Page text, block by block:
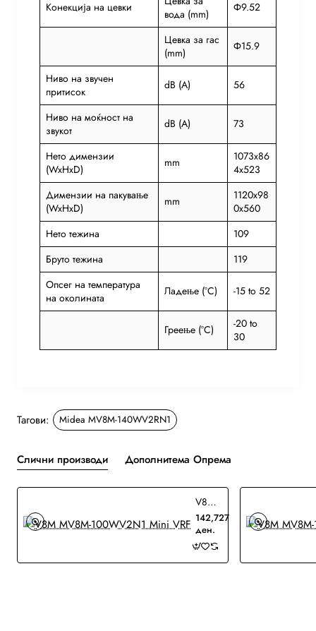
Конекција на цевки
вода (mm)
Ф9.52
Цевка за гас
(mm)
Ф15.9
Ниво на звучен
притисок
dB (A) 56
Ниво на моќност на
звукот
dB (A) 73
Нето димензии
(WxHxD)
mm
1073x86
4x523
Димензии на пакување
(WxHxD)
mm
1120x98
0x560
Нето тежина
109
Бруто тежина
119
Опсег на температура
на околината
Ладење (°C) -15 to 52
Греење (°C)
-20 to
30
Тагови: Midea MV8M-140WV2RN1
Слични производи Дополнитема Опрема
V8M MV8M-100WV2N1 Mini VRF
142,727
ден.